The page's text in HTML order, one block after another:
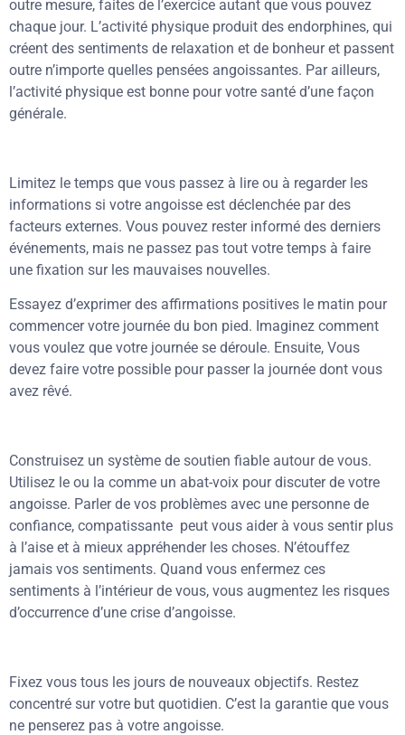
outre mesure, faites de l’exercice autant que vous pouvez
chaque jour. L’activité physique produit des endorphines, qui
créent des sentiments de relaxation et de bonheur et passent
outre n’importe quelles pensées angoissantes. Par ailleurs,
l’activité physique est bonne pour votre santé d’une façon
générale.
Limitez le temps que vous passez à lire ou à regarder les
informations si votre angoisse est déclenchée par des
facteurs externes. Vous pouvez rester informé des derniers
événements, mais ne passez pas tout votre temps à faire
une fixation sur les mauvaises nouvelles.
Essayez d’exprimer des affirmations positives le matin pour
commencer votre journée du bon pied. Imaginez comment
vous voulez que votre journée se déroule. Ensuite, Vous
devez faire votre possible pour passer la journée dont vous
avez rêvé.
Construisez un système de soutien fiable autour de vous.
Utilisez le ou la comme un abat-voix pour discuter de votre
angoisse. Parler de vos problèmes avec une personne de
confiance, compatissante peut vous aider à vous sentir plus
à l’aise et à mieux appréhender les choses. N’étouffez
jamais vos sentiments. Quand vous enfermez ces
sentiments à l’intérieur de vous, vous augmentez les risques
d’occurrence d’une crise d’angoisse.
Fixez vous tous les jours de nouveaux objectifs. Restez
concentré sur votre but quotidien. C’est la garantie que vous
ne penserez pas à votre angoisse.